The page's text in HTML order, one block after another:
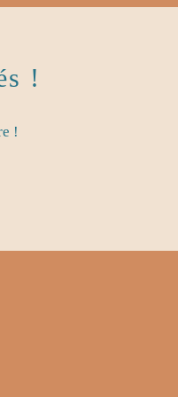
!
!